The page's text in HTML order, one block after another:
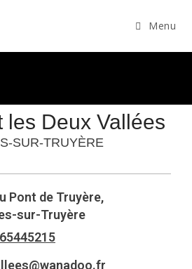
Menu
les Deux Vallées
SUR-TRUYÈRE
Pont de Truyère,
sur-Truyère